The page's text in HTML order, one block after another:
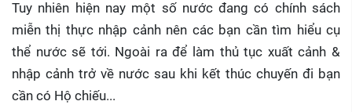
Tuy nhiên hiện nay một số nước đang có chính sách
miễn thị thực nhập cảnh nên các bạn cần tìm hiểu cụ
thể nước sẽ tới. Ngoài ra để làm thủ tục xuất cảnh &
nhập cảnh trở về nước sau khi kết thúc chuyến đi bạn
cần có Hộ chiếu...